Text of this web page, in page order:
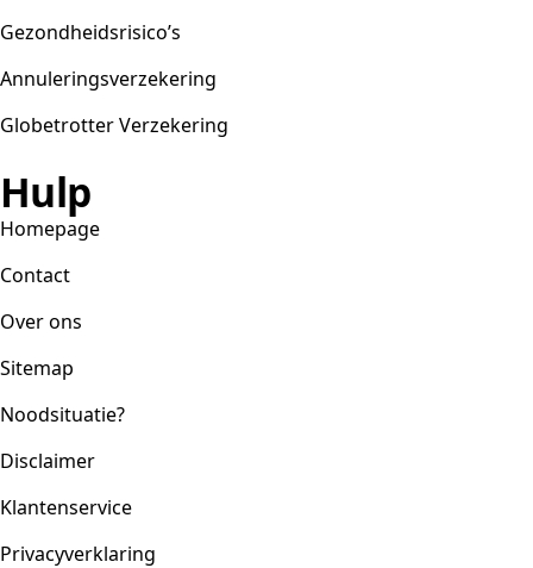
Gezondheidsrisico’s
Annuleringsverzekering
Globetrotter Verzekering
Hulp
Homepage
Contact
Over ons
Sitemap
Noodsituatie?
Disclaimer
Klantenservice
Privacyverklaring